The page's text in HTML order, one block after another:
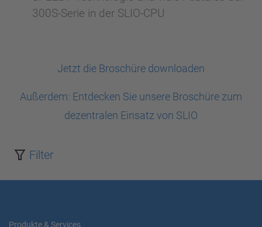
300S-Serie in der SLIO-CPU
Jetzt die Broschüre downloaden
Außerdem: Entdecken Sie unsere Broschüre zum
dezentralen Einsatz von SLIO
Filter
Produkte & Services